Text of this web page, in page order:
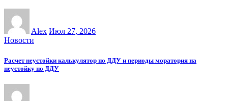
Alex Июл 27, 2026
Новости
Расчет неустойки калькулятор по ДДУ и периоды моратория на
неустойку по ДДУ